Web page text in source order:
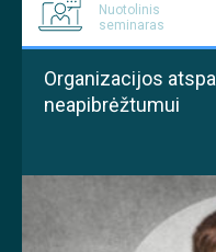
Nuotolinis
seminaras
Organizacijos
neapibrėžtumui